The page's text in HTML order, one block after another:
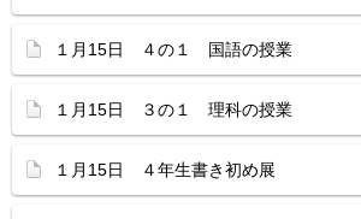
１月15日 ４の１ 国語の授業
１月15日 ３の１ 理科の授業
１月15日 ４年生書き初め展